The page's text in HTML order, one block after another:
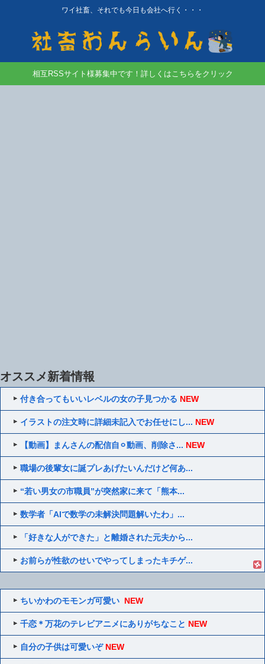
ワイ社畜、それでも今日も会社へ行く・・・
相互RSSサイト様募集中です！詳しくはこちらをクリック
オススメ新着情報
付き合ってもいいレベルの女の子見つかる NEW
イラストの注文時に詳細未記入でお任せにし... NEW
【動画】まんさんの配信自⚪︎動画、削除さ... NEW
職場の後輩女に誕プレあげたいんだけど何あ...
“若い男女の市職員”が突然家に来て「熊本...
数学者「AIで数学の未解決問題解いたわ」...
「好きな人ができた」と離婚された元夫から...
お前らが性欲のせいでやってしまったキチゲ...
ちいかわのモモンガ可愛い NEW
千恋＊万花のテレビアニメにありがちなこと NEW
自分の子供は可愛いぞ NEW